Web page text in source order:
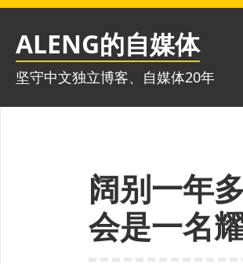
跳
ALENG的自媒体
坚守中文独立博客、自媒体20年
阔别一年
会是一名